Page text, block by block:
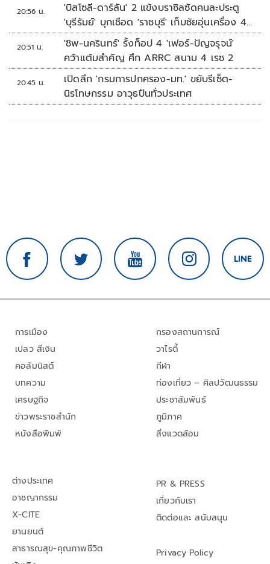
20:56 น.
'บิสโซลี-ดาร์ลัน' 2 แข้งบราซิลซัดคนละประตู
'บุรีรัมย์' บุกเชือด 'ราชบุรี' เก็บชัยอุ่นเครื่อง 4
นัดรวด
20:51 น.
'ชิพ-นครินทร์' รั้งท็อป 4 'เฟอร์-ปัญจรุจน์'
คว้าแต้มสำคัญ ศึก ARRC สนาม 4 เรซ 2
20:45 น.
เปิดลึก 'กรมการปกครอง-มท.' ขยับรีเซ็ต-
นิรโทษกรรม อาวุธปืนทั่วประเทศ
การเมือง
เปลว สีเงิน
คอลัมนิสต์
บทความ
เศรษฐกิจ
ข่าวพระราชสำนัก
หนังสือพิมพ์
กรองสถานการณ์
วาไรตี้
กีฬา
ท่องเที่ยว – ศิลปวัฒนธรรม
ประชาสัมพันธ์
ภูมิภาค
สิ่งแวดล้อม
ต่างประเทศ
อาชญากรรม
X-CITE
ยานยนต์
สาธารณสุข-คุณภาพชีวิต
PR & PRESS
เกี่ยวกับเรา
ติดต่อและ สนับสนุน
Privacy Policy